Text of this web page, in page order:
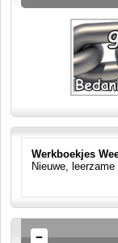
Werkboekjes
Nieuwe,